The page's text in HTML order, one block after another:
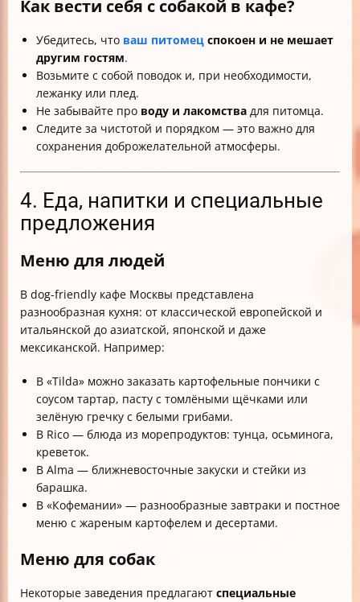
Как вести себя с собакой в кафе?
Убедитесь, что ваш питомец спокоен и не мешает
другим гостям.
Возьмите с собой поводок и, при необходимости,
лежанку или плед.
Не забывайте про воду и лакомства для питомца.
Следите за чистотой и порядком — это важно для
сохранения доброжелательной атмосферы.
4. Еда, напитки и специальные
предложения
Меню для людей
В dog-friendly кафе Москвы представлена
разнообразная кухня: от классической европейской и
итальянской до азиатской, японской и даже
мексиканской. Например:
В «Tilda» можно заказать картофельные пончики с
соусом тартар, пасту с томлёными щёчками или
зелёную гречку с белыми грибами.
В Rico — блюда из морепродуктов: тунца, осьминога,
креветок.
В Alma — ближневосточные закуски и стейки из
барашка.
В «Кофемании» — разнообразные завтраки и постное
меню с жареным картофелем и десертами.
Меню для собак
Некоторые заведения предлагают специальные